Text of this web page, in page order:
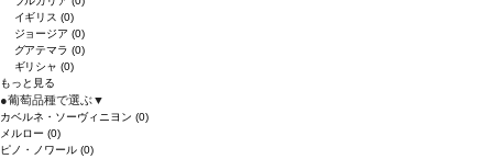
イギリス(0)
ジョージア(0)
グアテマラ(0)
ギリシャ(0)
もっと見る
●葡萄品種で選ぶ▼
カベルネ・ソーヴィニヨン (0)
メルロー (0)
ピノ・ノワール (0)